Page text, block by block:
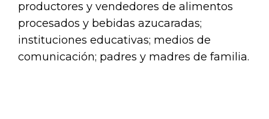
productores y vendedores de alimentos
procesados y bebidas azucaradas;
instituciones educativas; medios de
comunicación; padres y madres de familia.